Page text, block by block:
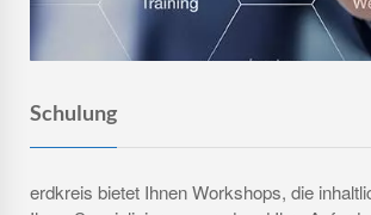
Schulung
erdkreis bietet Ihnen Workshops, die